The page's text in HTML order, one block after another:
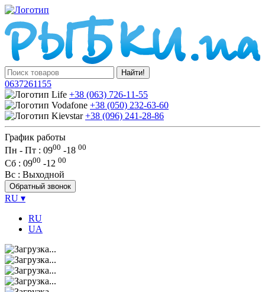
Найти!
0637261155
+38 (063) 726-11-55
+38 (050) 232-63-60
+38 (096) 241-28-86
График работы
Пн - Пт : 0900 -18 00
Сб : 0900 -12 00
Вс : Выходной
Обратный звонок
RU ▾
RU
UA